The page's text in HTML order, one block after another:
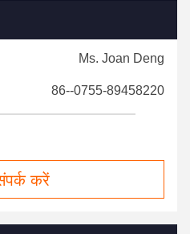
Ms. Joan Deng
86--0755-89458220
करें